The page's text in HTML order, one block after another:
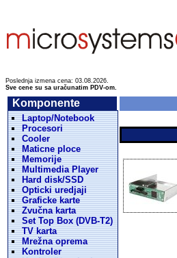
Poslednja izmena cena: 03.08.2026.
Sve cene su sa uračunatim PDV-om.
Komponente
Laptop/Notebook
Procesori
Cooler
Maticne ploce
Memorije
Multimedia Player
Hard disk/SSD
Opticki uredjaji
Graficke karte
Zvučna karta
Set Top Box (DVB-T2)
TV karta
Mrežna oprema
Kontroler